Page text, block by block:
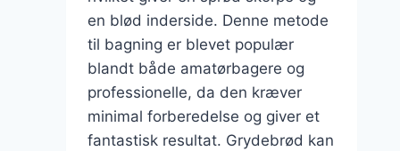
en blød inderside. Denne metode
til bagning er blevet populær
blandt både amatørbagere og
professionelle, da den kræver
minimal forberedelse og giver et
fantastisk resultat. Grydebrød kan